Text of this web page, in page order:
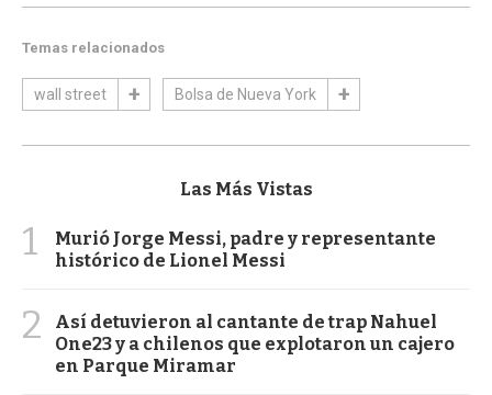
Temas relacionados
wall street Bolsa de Nueva York
Las Más Vistas
1
Murió Jorge Messi, padre y representante
histórico de Lionel Messi
2
Así detuvieron al cantante de trap Nahuel
One23 y a chilenos que explotaron un cajero
en Parque Miramar